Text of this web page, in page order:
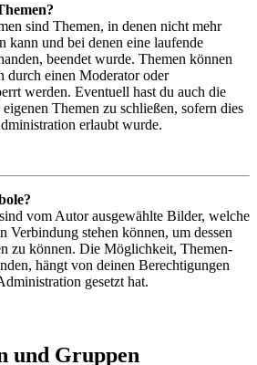
sind Themen, in denen nicht mehr
kann und bei denen eine laufende
beendet wurde. Themen können
durch einen Moderator oder
werden. Eventuell hast du auch die
Themen zu schließen, sofern dies
erlaubt wurde.
vom Autor ausgewählte Bilder, welche
Verbindung stehen können, um dessen
zu können. Die Möglichkeit, Themen-
hängt von deinen Berechtigungen
gesetzt hat.
und Gruppen